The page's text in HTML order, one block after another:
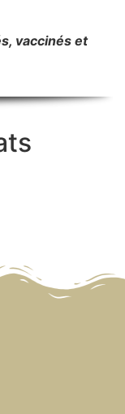
vaccinés et